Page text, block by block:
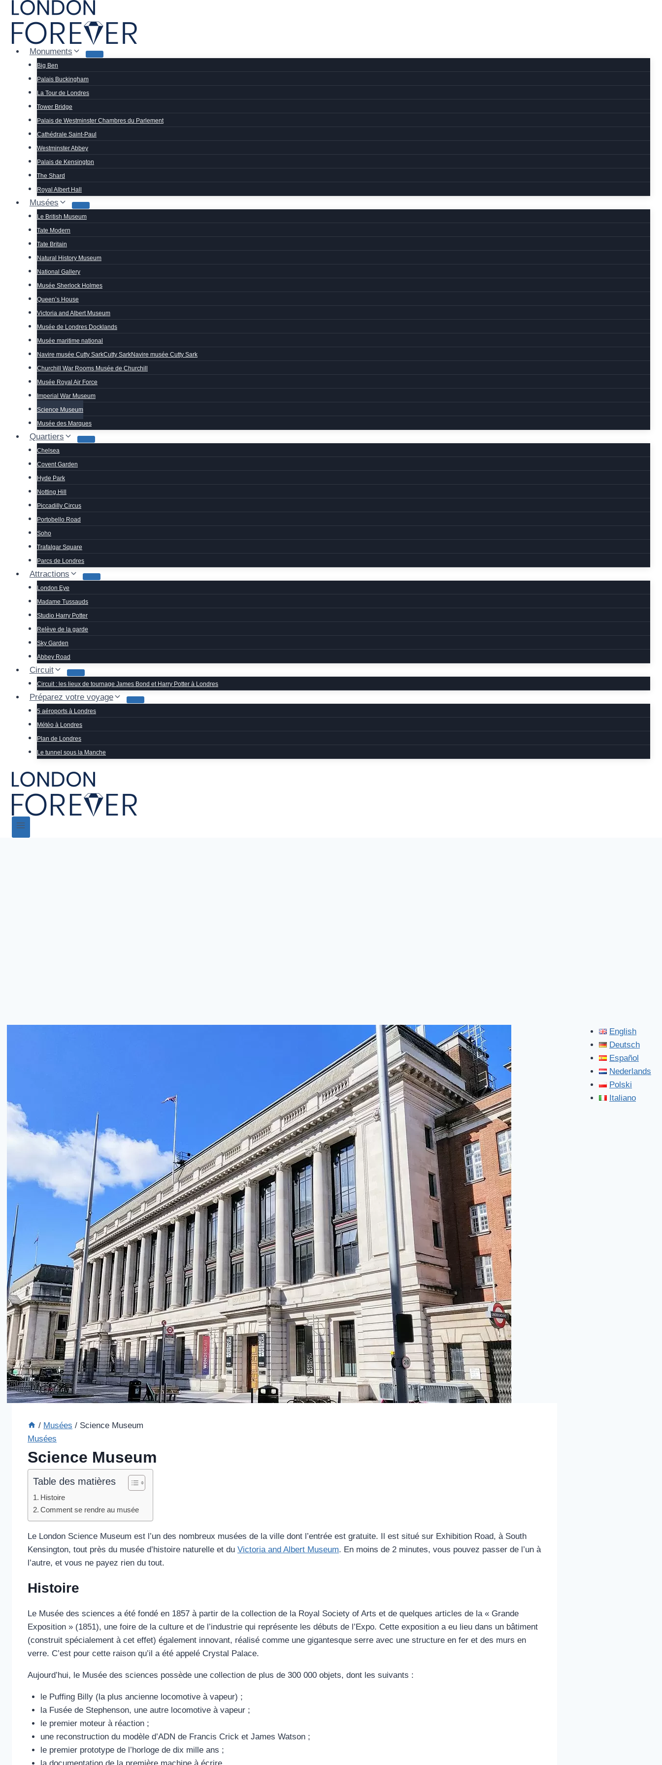
contenu
Monuments
Big Ben
Palais Buckingham
La Tour de Londres
Tower Bridge
Palais de Westminster Chambres du Parlement
Cathédrale Saint-Paul
Westminster Abbey
Palais de Kensington
The Shard
Royal Albert Hall
Musées
Le British Museum
Tate Modern
Tate Britain
Natural History Museum
National Gallery
Musée Sherlock Holmes
Queen’s House
Victoria and Albert Museum
Musée de Londres Docklands
Musée maritime national
Navire musée Cutty SarkCutty SarkNavire musée Cutty Sark
Churchill War Rooms Musée de Churchill
Musée Royal Air Force
Imperial War Museum
Science Museum
Musée des Marques
Quartiers
Chelsea
Covent Garden
Hyde Park
Notting Hill
Piccadilly Circus
Portobello Road
Soho
Trafalgar Square
Parcs de Londres
Attractions
London Eye
Madame Tussauds
Studio Harry Potter
Relève de la garde
Sky Garden
Abbey Road
Circuit
Circuit : les lieux de tournage James Bond et Harry Potter à Londres
Préparez votre voyage
5 aéroports à Londres
Météo à Londres
Plan de Londres
Le tunnel sous la Manche
/ Musées / Science Museum
Musées
Science Museum
Table des matières
Histoire
Comment se rendre au musée
Le London Science Museum est l’un des nombreux musées de la ville dont l’entrée est gratuite. Il est situé sur Exhibition Road, à South
Kensington, tout près du musée d’histoire naturelle et du Victoria and Albert Museum. En moins de 2 minutes, vous pouvez passer de l’un à
l’autre, et vous ne payez rien du tout.
Histoire
Le Musée des sciences a été fondé en 1857 à partir de la collection de la Royal Society of Arts et de quelques articles de la « Grande
Exposition » (1851), une foire de la culture et de l’industrie qui représente les débuts de l’Expo. Cette exposition a eu lieu dans un bâtiment
(construit spécialement à cet effet) également innovant, réalisé comme une gigantesque serre avec une structure en fer et des murs en
verre. C’est pour cette raison qu’il a été appelé Crystal Palace.
Aujourd’hui, le Musée des sciences possède une collection de plus de 300 000 objets, dont les suivants :
le Puffing Billy (la plus ancienne locomotive à vapeur) ;
la Fusée de Stephenson, une autre locomotive à vapeur ;
le premier moteur à réaction ;
une reconstruction du modèle d’ADN de Francis Crick et James Watson ;
le premier prototype de l’horloge de dix mille ans ;
la documentation de la première machine à écrire.
English
Deutsch
Español
Nederlands
Polski
Italiano